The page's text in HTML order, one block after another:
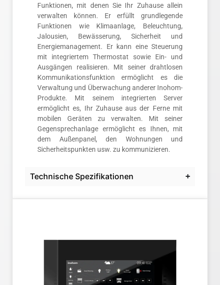
Funktionen, mit denen Sie Ihr Zuhause allein
verwalten können. Er erfüllt grundlegende
Funktionen wie Klimaanlage, Beleuchtung,
Jalousien, Bewässerung, Sicherheit und
Energiemanagement. Er kann eine Steuerung
mit integriertem Thermostat sowie Ein- und
Ausgängen realisieren. Mit seiner drahtlosen
Kommunikationsfunktion ermöglicht es die
Verwaltung und Überwachung anderer Inohom-
Produkte. Mit seinem integrierten Server
ermöglicht es, Ihr Zuhause aus der Ferne mit
mobilen Geräten zu verwalten. Mit seiner
Gegensprechanlage ermöglicht es Ihnen, mit
dem Außenpanel, den Wohnungen und
Sicherheitspunkten usw. zu kommunizieren.
Technische Spezifikationen